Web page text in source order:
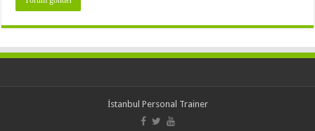
İstanbul Personal Trainer